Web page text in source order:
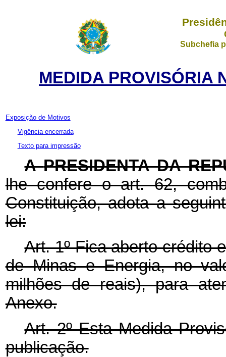
Subchefia
MEDIDA PROVISÓRIA
Exposição de Motivos
Vigência encerrada
Texto para impressão
APRESIDENTA DA
lhe confere o art. 62,
Constituição, adota a
lei:
Art. 1º Fica aberto crédito
de Minas e Energia, no
milhões de reais), para
Anexo.
Art. 2º Esta Medida
publicação.